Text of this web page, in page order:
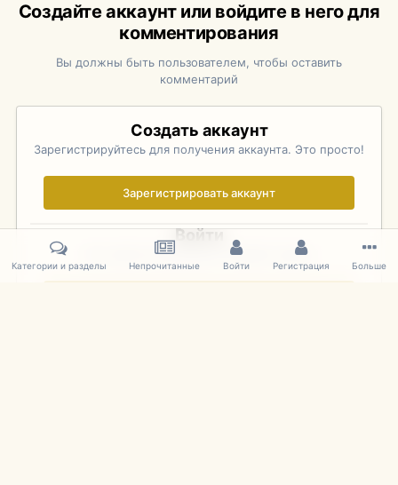
Создайте аккаунт или войдите в него для
комментирования
Вы должны быть пользователем, чтобы оставить
комментарий
Создать аккаунт
Зарегистрируйтесь для получения аккаунта. Это просто!
Зарегистрировать аккаунт
Войти
Уже зарегистрированы? Войдите здесь.
Категории и разделы Непрочитанные Войти Регистрация Больше